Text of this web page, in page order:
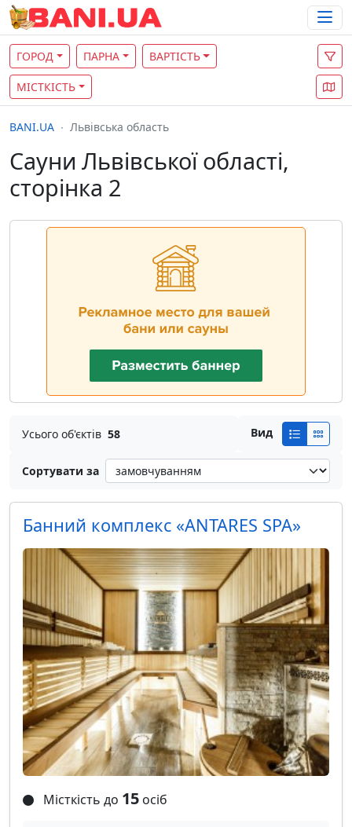
ГОРОД ПАРНА ВАРТІСТЬ
МІСТКІСТЬ
BANI.UA Львівська область
Сауни Львівської області,
сторінка 2
Усього об'єктів 58 Вид
Сортувати за
Банний комплекс «ANTARES SPA»
Місткість до 15 осіб